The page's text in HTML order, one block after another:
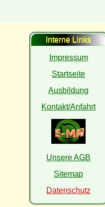
Interne Links
Impressum
Startseite
Ausbildung
Kontakt/Anfahrt
Unsere AGB
Sitemap
Datenschutz